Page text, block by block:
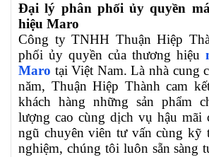
Đại lý phân phối ủy quyền
hiệu Maro
Công ty TNHH Thuận Hiệp
phối ủy quyền của thương hiệu
Maro tại Việt Nam. Là nhà cung
năm, Thuận Hiệp Thành cam
khách hàng những sản phẩm
lượng cao cùng dịch vụ hậu mãi
ngũ chuyên viên tư vấn cùng kỹ
nghiệm, chúng tôi luôn sẵn sàng